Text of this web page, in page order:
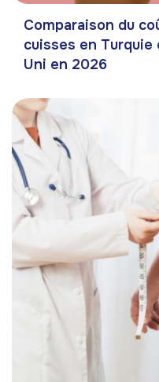
Comparaison du
cuisses en Turquie
Uni en 2026